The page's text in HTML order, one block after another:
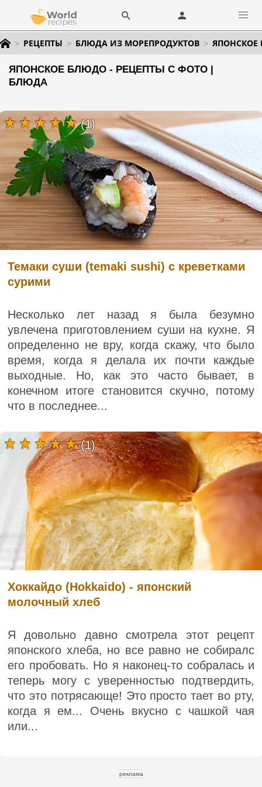
РЕЦЕПТЫ БЛЮДА ИЗ МОРЕПРОДУКТОВ
ЯПОНСКОЕ БЛЮДО - РЕЦЕПТЫ С ФОТО |
БЛЮДА
Темаки суши (temaki sushi) с креветками
сурими
Несколько лет назад я была безумно
увлечена приготовлением суши на кухне. Я
определенно не вру, когда скажу, что было
время, когда я делала их почти каждые
выходные. Но, как это часто бывает, в
конечном итоге становится скучно, потому
что в последнее...
(1)
Хоккайдо (Hokkaido) - японский
молочный хлеб
Я довольно давно смотрела этот рецепт
японского хлеба, но все равно не собиралс
его пробовать. Но я наконец-то собралась и
теперь могу с уверенностью подтвердить,
что это потрясающе! Это просто тает во рту,
когда я ем... Очень вкусно с чашкой чая
или...
(1)
реклама